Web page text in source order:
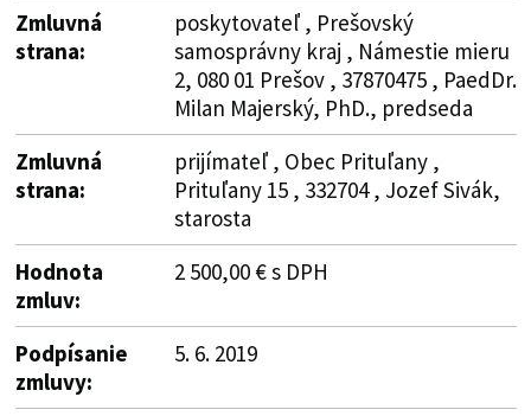
Zmluvná
strana:
poskytovateľ , Prešovský
samosprávny kraj , Námestie mieru
2, 080 01 Prešov , 37870475 , PaedDr.
Milan Majerský, PhD., predseda
Zmluvná
strana:
prijímateľ , Obec Prituľany ,
Prituľany 15 , 332704 , Jozef Sivák,
starosta
Hodnota
zmluv:
2 500,00 € s DPH
Podpísanie
zmluvy:
5. 6. 2019